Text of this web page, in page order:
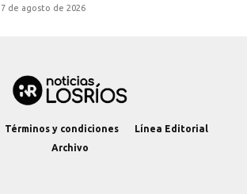
7 de agosto de 2026
Términos y condiciones
Línea Editorial
Archivo